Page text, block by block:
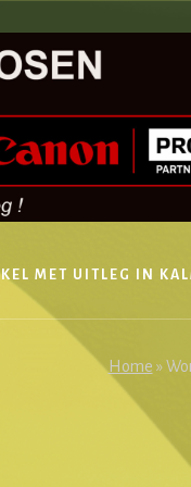
MET UITLEG IN
Home »